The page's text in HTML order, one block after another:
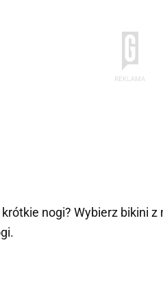
nogi? Wybierz bikini